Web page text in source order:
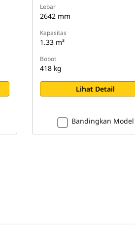
Lebar
2642 mm
Kapasitas
1.33 m³
Bobot
418 kg
Lihat Detail
Bandingkan Model